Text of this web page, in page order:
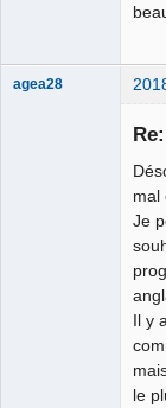
agea28
mal
Je
Il y
le